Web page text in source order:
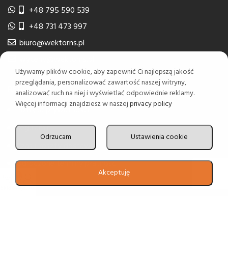
+48 795 590 539
+48 731 473 997
biuro@wektorns.pl
REGULAMINY
Polityka prywatności
Regulamin
Czas i koszty dostawy
Odroczone terminy płatności
Używamy plików cookie, aby zapewnić Ci najlepszą jakość
przeglądania, personalizować zawartość naszej witryny,
analizować ruch na niej i wyświetlać odpowiednie reklamy.
Więcej informacji znajdziesz w naszejprivacy policy
Akceptuję
Ustawienia cookie
Odrzucam
Koszyk
Moje konto